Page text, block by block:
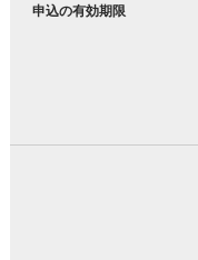
申込の有効期限